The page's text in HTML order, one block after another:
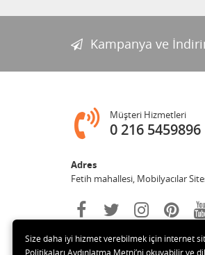
Kampanya ve
Müşteri Hizmetleri
0 216 5459896
Adres
Fetih mahallesi, Mobilyacılar
Size daha iyi hizmet verebilmek için internet
Politikaları Aydınlatma Metni’ni okuyabilir ve